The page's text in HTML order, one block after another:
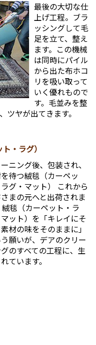
最後の大切な仕
上げ工程。ブラ
ッシングして毛
足を立て、整え
ます。この機械
は同時にパイル
から出た布ホコ
リを吸い取って
いく優れもので
す。毛並みを整
ツヤが出てきます。
・ラグ）
ニング後、包装され、
待つ絨毯（カーペッ
ラグ・マット） これから
まの元へと出荷されま
絨毯（カーペット・ラ
ット）を「キレイにそ
材の味をそのままに」
願いが、デアのクリー
のすべての工程に、生
ています。